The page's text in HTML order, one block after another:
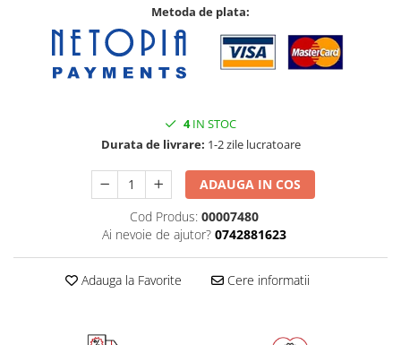
Metoda de plata:
4IN STOC
Durata de livrare: 1-2 zile lucratoare
ADAUGA IN COS
Cod Produs: 00007480
Ai nevoie de ajutor? 0742881623
Adauga la Favorite Cere informatii